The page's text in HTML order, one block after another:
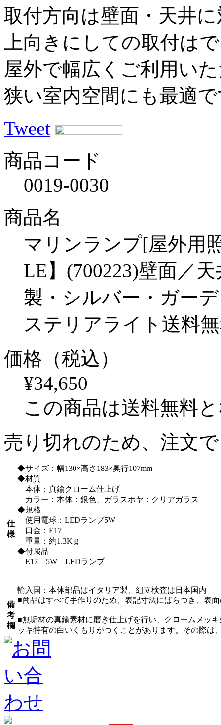
取付方向は壁面・天井
上向きにしての取付は
屋外で幅広くご利用い
狭い室内空間にも最適
Tweet
商品コード
0019-0030
商品名
マリンランプ[屋外用
LE】(700223)壁面／
製・シルバー・ガー
ステリアライト送料
価格（税込）
¥34,650
この商品は送料無料
売り切れのため、注文
仕
様
◆サイズ：幅130×高さ183×奥行107mm
◆材質
本体：真鍮クローム仕上げ
カラー：本体：銀色、ガラスホヤ：クリアガラス
◆規格
使用電球：LEDランプ5W
口金：E17
重量：約1.3Kｇ
◆付属品
E17 5W LEDランプ
輸入国：本体部品はイタリア製、組立検査は日本国内
備
考
欄
■商品はすべて手作りのため、表記寸法にばらつき、表
■無垢材の真鍮素材に磨き仕上げを行い、クロームメッ
ッキ特有の白いくもりがつくことがあります。その際は